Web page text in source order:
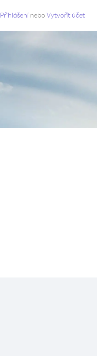
Přihlášení neboVytvořit účet